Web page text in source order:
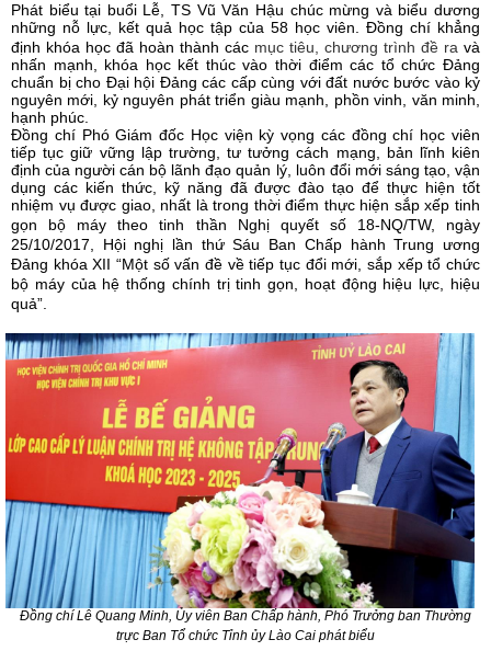
Phát biểu tại buổi Lễ, TS Vũ Văn Hậu chúc mừng và biểu dương
những nỗ lực, kết quả học tập của 58 học viên. Đồng chí khẳng
định khóa học đã hoàn thành các mục tiêu, chương trình đề ra và
nhấn mạnh, khóa học kết thúc vào thời điểm các tổ chức Đảng
chuẩn bị cho Đại hội Đảng các cấp cùng với đất nước bước vào kỷ
nguyên mới, kỷ nguyên phát triển giàu mạnh, phồn vinh, văn minh,
hạnh phúc.
Đồng chí Phó Giám đốc Học viện kỳ vọng các đồng chí học viên
tiếp tục giữ vững lập trường, tư tưởng cách mạng, bản lĩnh kiên
định của người cán bộ lãnh đạo quản lý, luôn đổi mới sáng tạo, vận
dụng các kiến thức, kỹ năng đã được đào tạo để thực hiện tốt
nhiệm vụ được giao, nhất là trong thời điểm thực hiện sắp xếp tinh
gọn bộ máy theo tinh thần Nghị quyết số 18-NQ/TW, ngày
25/10/2017, Hội nghị lần thứ Sáu Ban Chấp hành Trung ương
Đảng khóa XII “Một số vấn đề về tiếp tục đổi mới, sắp xếp tổ chức
bộ máy của hệ thống chính trị tinh gọn, hoạt động hiệu lực, hiệu
quả”.
Đồng chí Lê Quang Minh, Ủy viên Ban Chấp hành, Phó Trưởng ban Thường
trực Ban Tổ chức Tỉnh ủy Lào Cai phát biểu